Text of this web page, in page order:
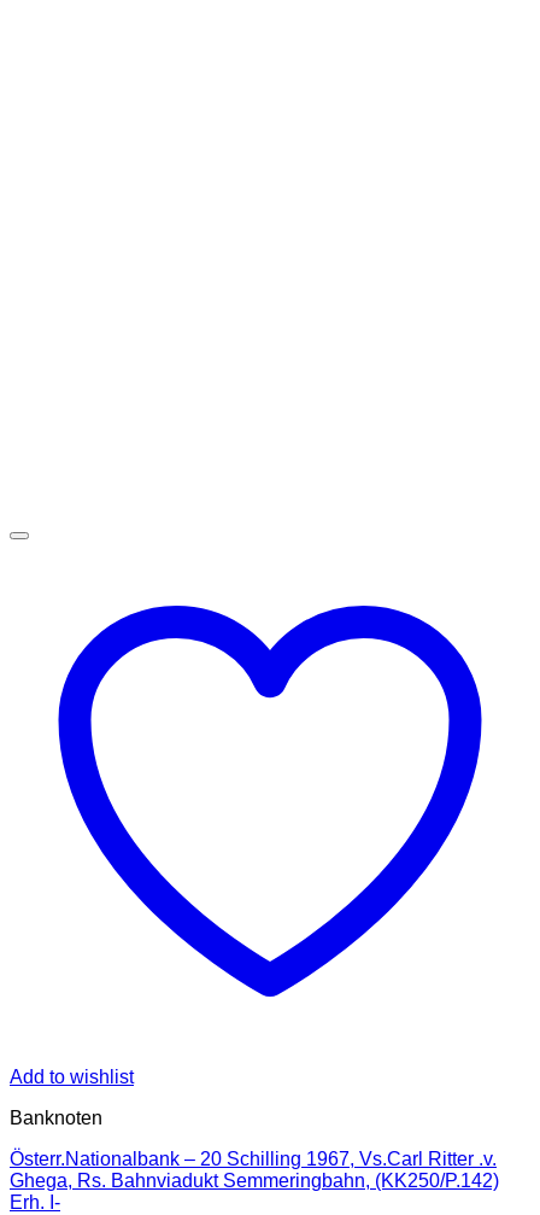
Add to wishlist
Banknoten
Österr.Nationalbank – 20 Schilling 1967, Vs.Carl Ritter .v.
Ghega, Rs. Bahnviadukt Semmeringbahn, (KK250/P.142)
Erh. I-